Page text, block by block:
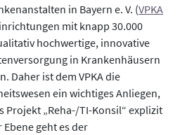
in Bayern e. V. (VPKA
mit knapp 30.000
hochwertige, innovative
in Krankenhäusern
Daher ist dem VPKA die
ein wichtiges Anliegen,
Projekt „Reha-/TI-Konsil“ explizit
geht es der